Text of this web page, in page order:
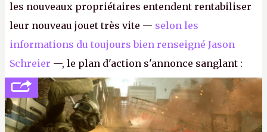
les nouveaux propriétaires entendent rentabiliser
leur nouveau jouet très vite — selon les
informations du toujours bien renseigné Jason
Schreier —, le plan d'action s'annonce sanglant :
réductions de coûts drastiques, fermetures de
studios et licenciements massifs. En gros, essorer
FCetBattlefield, puis virer le reste.P.